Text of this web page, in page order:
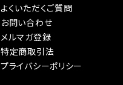
よくいただくご質問
お問い合わせ
メルマガ登録
特定商取引法
プライバシーポリシー